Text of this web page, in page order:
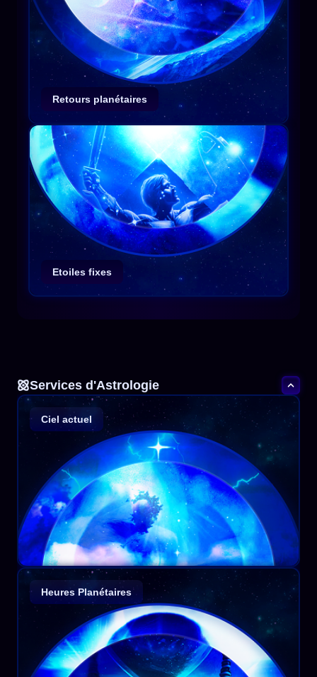
Retours planétaires
Etoiles fixes
Services d'Astrologie
Ciel actuel
Heures Planétaires